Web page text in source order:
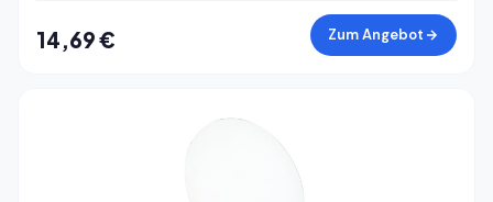
14,69 € Zum Angebot